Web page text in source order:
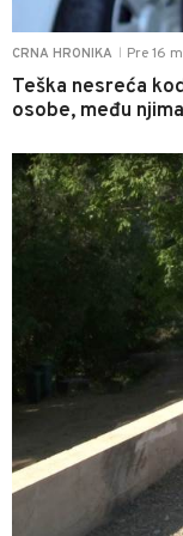
CRNA HRONIKA Pre 16
Teška nesreća
osobe, među